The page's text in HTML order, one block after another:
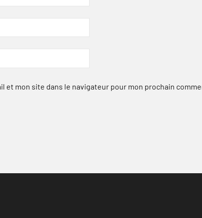
et mon site dans le navigateur pour mon prochain